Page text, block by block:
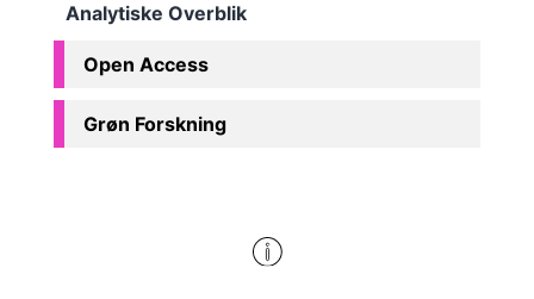
Analytiske Overblik
Open Access
Grøn Forskning